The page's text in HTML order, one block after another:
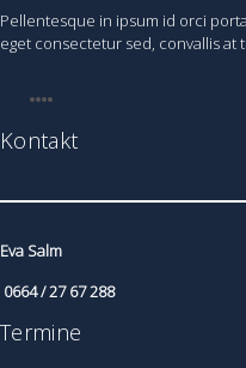
Pellentesque in ipsum id orci
eget consectetur sed, convallis at
Kontakt
Eva Salm
0664 / 27 67 288
Termine